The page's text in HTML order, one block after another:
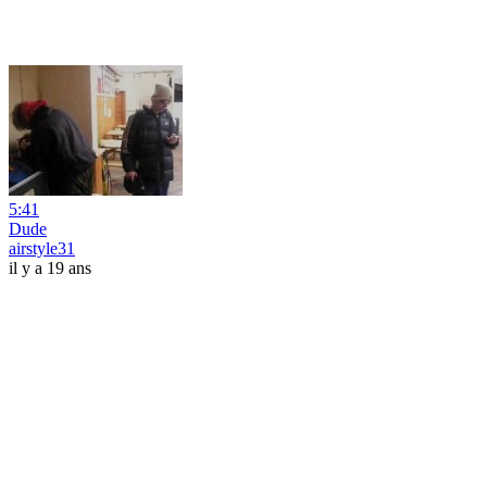
5:41
Dude
airstyle31
il y a 19 ans